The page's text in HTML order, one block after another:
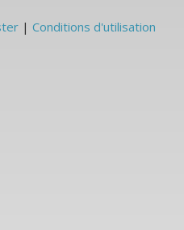
|Conditions d'utilisation